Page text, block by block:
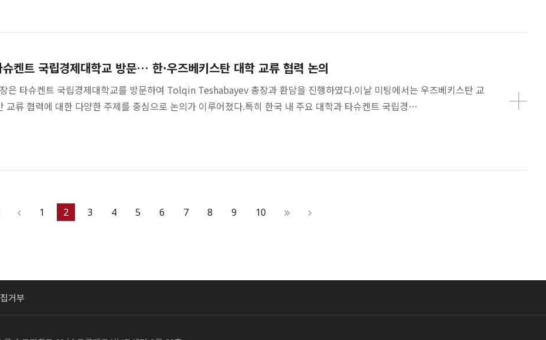
켄트 국립경제대학교 방문… 한·우즈베키스탄 대학 교류 협력 논의
은 타슈켄트 국립경제대학교를 방문하여 Tolqin Teshabayev 총장과 환담을 진행하였다.이날 미팅에서는 우즈베키스탄 교
교류 협력에 대한 다양한 주제를 중심으로 논의가 이루어졌다.특히 한국 내 주요 대학과 타슈켄트 국립경…
1 2 3 4 5 6 7 8 9 10
거부